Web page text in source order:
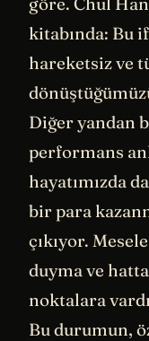
kitabında: Bu
hareketsiz ve
Diğer yandan
performans
hayatımızda
bir para
çıkıyor.
duyma ve
noktalara
Bu durumun,